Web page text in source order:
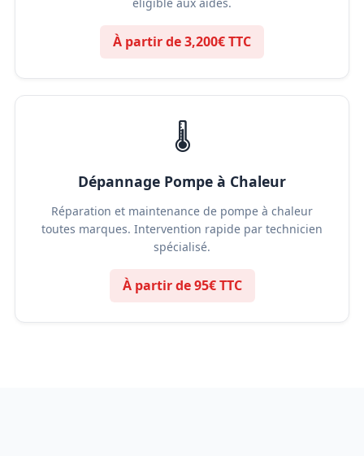
À partir de 3,200€ TTC
🌡️
Dépannage Pompe à Chaleur
Réparation et maintenance de pompe à chaleur
toutes marques. Intervention rapide par technicien
spécialisé.
À partir de 95€ TTC